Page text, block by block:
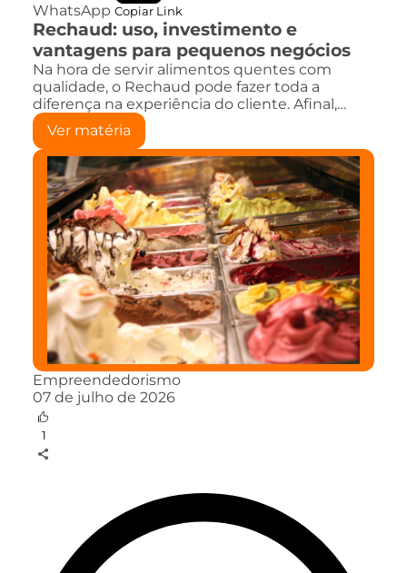
WhatsApp Copiar Link
Rechaud: uso, investimento e
vantagens para pequenos negócios
Na hora de servir alimentos quentes com
qualidade, o Rechaud pode fazer toda a
diferença na experiência do cliente. Afinal,…
Ver matéria
Empreendedorismo
07 de julho de 2026
1